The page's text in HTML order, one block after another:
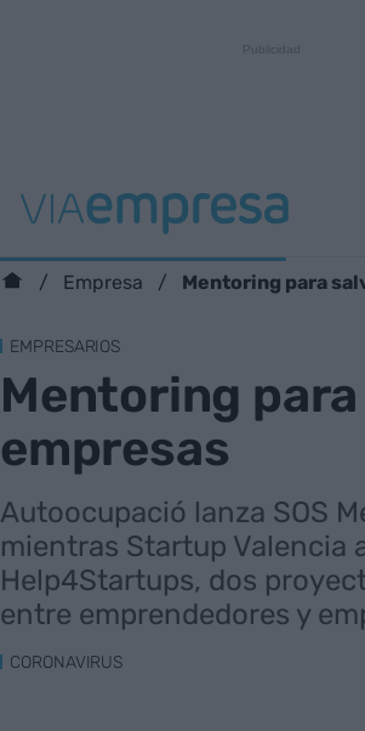
Empresa Mentoring para
EMPRESARIOS
Mentoring
empresas
Autoocupació lanza SOS
mientras Startup Valencia
Help4Startups, dos
entre emprendedores y
CORONAVIRUS